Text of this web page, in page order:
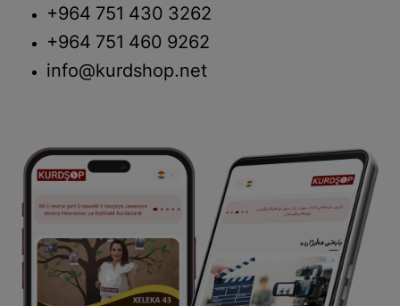
+964 751 430 3262
+964 751 460 9262
info@kurdshop.net